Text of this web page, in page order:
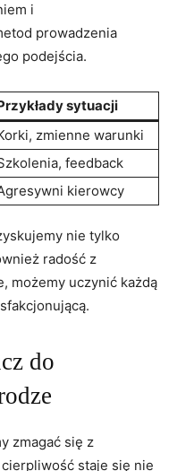
i
prowadzenia
podejścia.
sytuacji
zmienne warunki
feedback
kierowcy
nie tylko
radość z
możemy uczynić każdą
do
zmagać się z
staje się nie